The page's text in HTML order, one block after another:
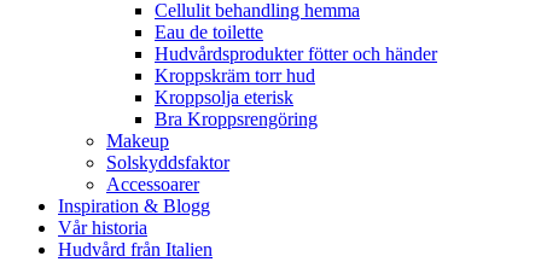
Cellulit behandling hemma
Eau de toilette
Hudvårdsprodukter fötter och händer
Kroppskräm torr hud
Kroppsolja eterisk
Bra Kroppsrengöring
Makeup
Solskyddsfaktor
Accessoarer
Inspiration & Blogg
Vår historia
Hudvård från Italien